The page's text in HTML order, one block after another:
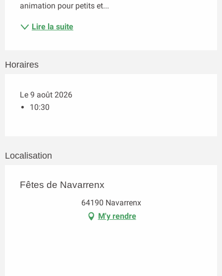
animation pour petits et...
Lire la suite
Horaires
Le 9 août 2026
10:30
Localisation
Fêtes de Navarrenx
64190 Navarrenx
M'y rendre